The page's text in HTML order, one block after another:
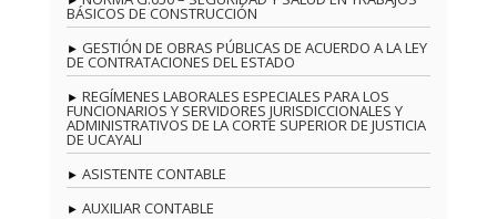
BÁSICOS DE CONSTRUCCIÓN
GESTIÓN DE OBRAS PÚBLICAS DE ACUERDO A LA LEY
DE CONTRATACIONES DEL ESTADO
REGÍMENES LABORALES ESPECIALES PARA LOS
FUNCIONARIOS Y SERVIDORES JURISDICCIONALES Y
ADMINISTRATIVOS DE LA CORTE SUPERIOR DE JUSTICIA
DE UCAYALI
ASISTENTE CONTABLE
AUXILIAR CONTABLE